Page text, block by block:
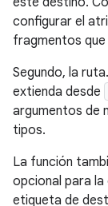
configurar el
fragmentos que
Segundo, la
extienda desde
argumentos de
tipos.
La función
opcional para
etiqueta de